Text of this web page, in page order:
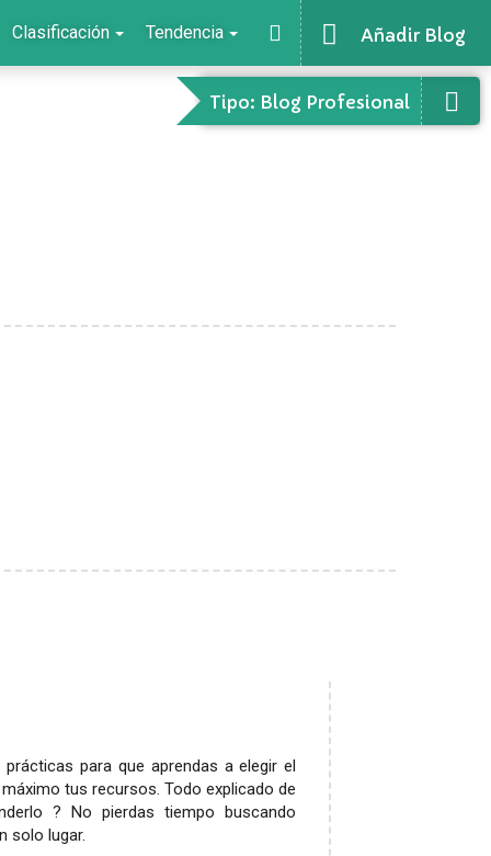
Añadir Blog
Clasificación Tendencia
Tipo: Blog Profesional
para que aprendas a elegir el
tus recursos. Todo explicado de
? No pierdas tiempo buscando
solo lugar.